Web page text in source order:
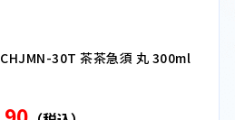
30T 茶茶急須 丸 300ml